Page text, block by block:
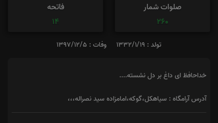
صلوات شمار
260
فاتحه
14
تولد : ۱۳۳۲/۱/۱۹ وفات : ۱۳۹۷/۱۲/۵
خداحافظ ای داغ بر دل نشسته....
آدرس آرامگاه : سیاهکل،گوکه،امامزاده سید نصراله،،،